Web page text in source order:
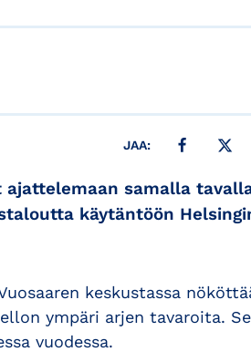
JAA: JAA
samalla
käytäntöön
keskustassa
ympäri arjen tavaroita.
vuodessa.